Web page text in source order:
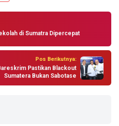
di Sumatra Dipercepat
Pos Berikutnya:
Pastikan Blackout
Sumatera Bukan Sabotase